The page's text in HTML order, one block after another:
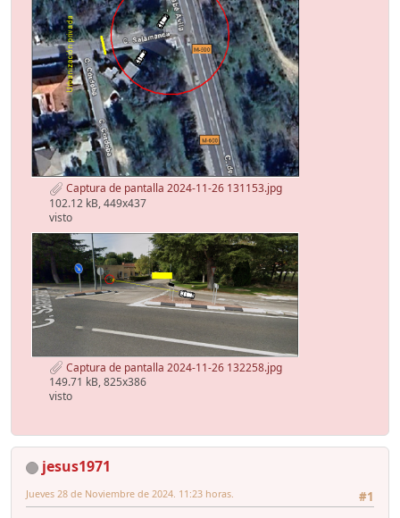
Captura de pantalla 2024-11-26 131153.jpg
102.12 kB, 449x437
visto
Captura de pantalla 2024-11-26 132258.jpg
149.71 kB, 825x386
visto
jesus1971
#1
Jueves 28 de Noviembre de 2024. 11:23 horas.